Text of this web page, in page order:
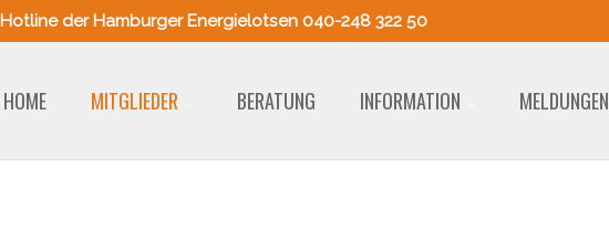
Hotline der Hamburger Energielotsen 040-248 322 50
HOME MITGLIEDER BERATUNG INFORMATION MELDUNGEN